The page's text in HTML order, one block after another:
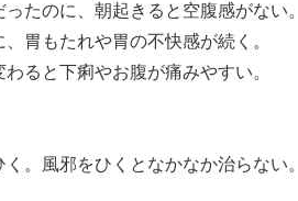
たのに、朝起きると空腹感がない。
胃もたれや胃の不快感が続く。
ると下痢やお腹が痛みやすい。
。風邪をひくとなかなか治らない。